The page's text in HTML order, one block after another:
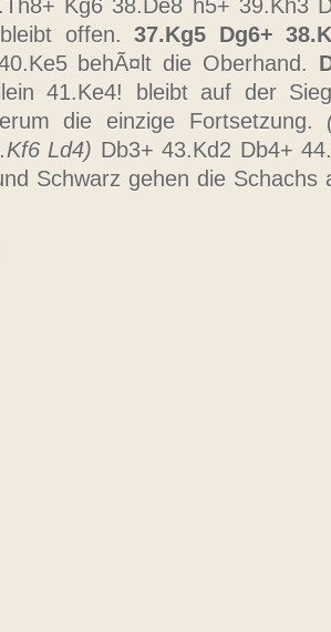
Kg6 38.De8 h5+ 39.Kh3
offen. 37.Kg5 Dg6+
behÃ¤lt die Oberhand.
41.Ke4! bleibt auf der
die einzige Fortsetzung.
Ld4) Db3+ 43.Kd2 Db4+
Schwarz gehen die Schachs